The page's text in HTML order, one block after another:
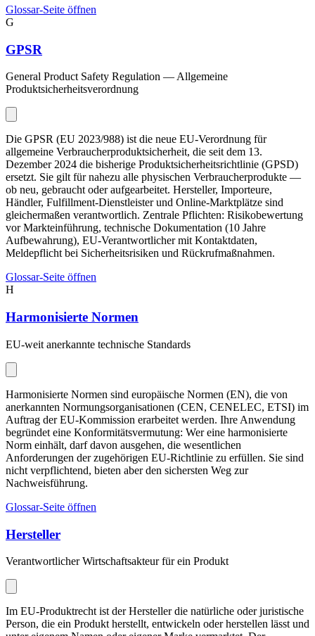
Glossar-Seite öffnen
G
GPSR
General Product Safety Regulation — Allgemeine
Produktsicherheitsverordnung
Die GPSR (EU 2023/988) ist die neue EU-Verordnung für
allgemeine Verbraucherproduktsicherheit, die seit dem 13.
Dezember 2024 die bisherige Produktsicherheitsrichtlinie (GPSD)
ersetzt. Sie gilt für nahezu alle physischen Verbraucherprodukte —
ob neu, gebraucht oder aufgearbeitet. Hersteller, Importeure,
Händler, Fulfillment-Dienstleister und Online-Marktplätze sind
gleichermaßen verantwortlich. Zentrale Pflichten: Risikobewertung
vor Markteinführung, technische Dokumentation (10 Jahre
Aufbewahrung), EU-Verantwortlicher mit Kontaktdaten,
Meldepflicht bei Sicherheitsrisiken und Rückrufmaßnahmen.
Glossar-Seite öffnen
H
Harmonisierte Normen
EU-weit anerkannte technische Standards
Harmonisierte Normen sind europäische Normen (EN), die von
anerkannten Normungsorganisationen (CEN, CENELEC, ETSI) im
Auftrag der EU-Kommission erarbeitet werden. Ihre Anwendung
begründet eine Konformitätsvermutung: Wer eine harmonisierte
Norm einhält, darf davon ausgehen, die wesentlichen
Anforderungen der zugehörigen EU-Richtlinie zu erfüllen. Sie sind
nicht verpflichtend, bieten aber den sichersten Weg zur
Nachweisführung.
Glossar-Seite öffnen
Hersteller
Verantwortlicher Wirtschaftsakteur für ein Produkt
Im EU-Produktrecht ist der Hersteller die natürliche oder juristische
Person, die ein Produkt herstellt, entwickeln oder herstellen lässt und